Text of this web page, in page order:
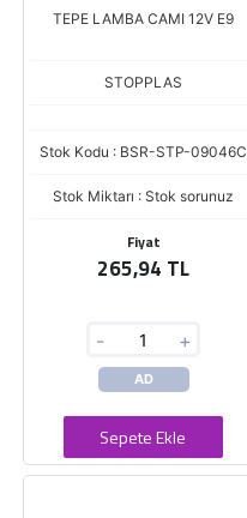
TEPE LAMBA CAMI 12V E9
STOPPLAS
Stok Kodu : BSR-STP-09046C
Stok Miktarı : Stok sorunuz
Fiyat
265,94 TL
- +
AD
Sepete Ekle